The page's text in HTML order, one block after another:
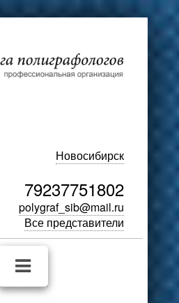
Новосибирск
79237751802
polygraf_sib@mail.ru
Все представители